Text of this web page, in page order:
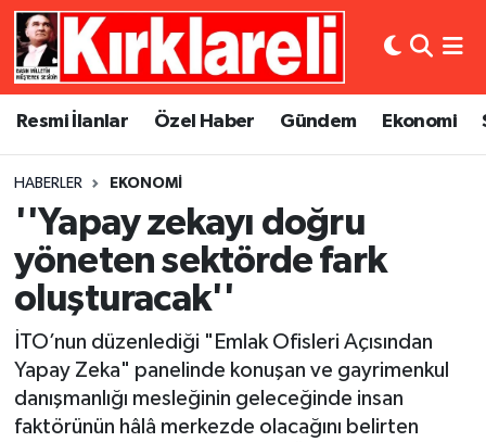
Resmi İlanlar Özel Haber Gündem Ekonomi
HABERLER EKONOMI
''Yapay zekayı doğru
yöneten sektörde fark
oluşturacak''
İTO’nun düzenlediği "Emlak Ofisleri Açısından
Yapay Zeka" panelinde konuşan ve gayrimenkul
danışmanlığı mesleğinin geleceğinde insan
faktörünün hâlâ merkezde olacağını belirten
Resmi İlanlar
Gündem
Ekonomi
Siyaset
Spor
Asayiş
Dünya
Eğitim
Kültür Sanat
Magazin
Medya
Künye
Gizlilik Sözleşmesi
Merkez Nöbetçi Eczaneler
Merkez Trafik Yoğunluk Haritası
Süper Lig Puan Durumu ve Fikstür
Tüm Manşetler
Son Dakika Haberleri
Haber Arşivi